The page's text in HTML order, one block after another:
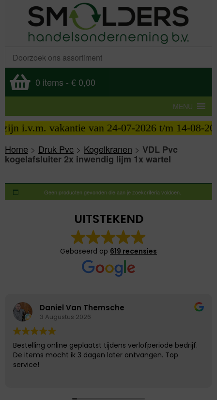
0 items - € 0,00
MENU
i.v.m. vakantie van 24-07-2026 t/m 14-08-
Home > Druk Pvc > Kogelkranen > VDL Pvc
kogelafsluiter 2x inwendig lijm 1x wartel
Geen producten gevonden die aan je zoekcriteria voldoen.
UITSTEKEND
Gebaseerd op 619 recensies
Daniel Van Themsche
3 Augustus 2026
Bestelling online geplaatst tijdens verlofperiode bedrijf.
De items mocht ik 3 dagen later ontvangen. Top
service!